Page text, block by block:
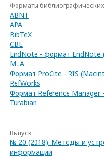
Форматы
ABNT
APA
BibTeX
CBE
EndNote - формат EndNote
MLA
Формат ProCite - RIS
RefWorks
Формат Reference Manager
Turabian
Выпуск
№ 20 (2018): Методы и
информации